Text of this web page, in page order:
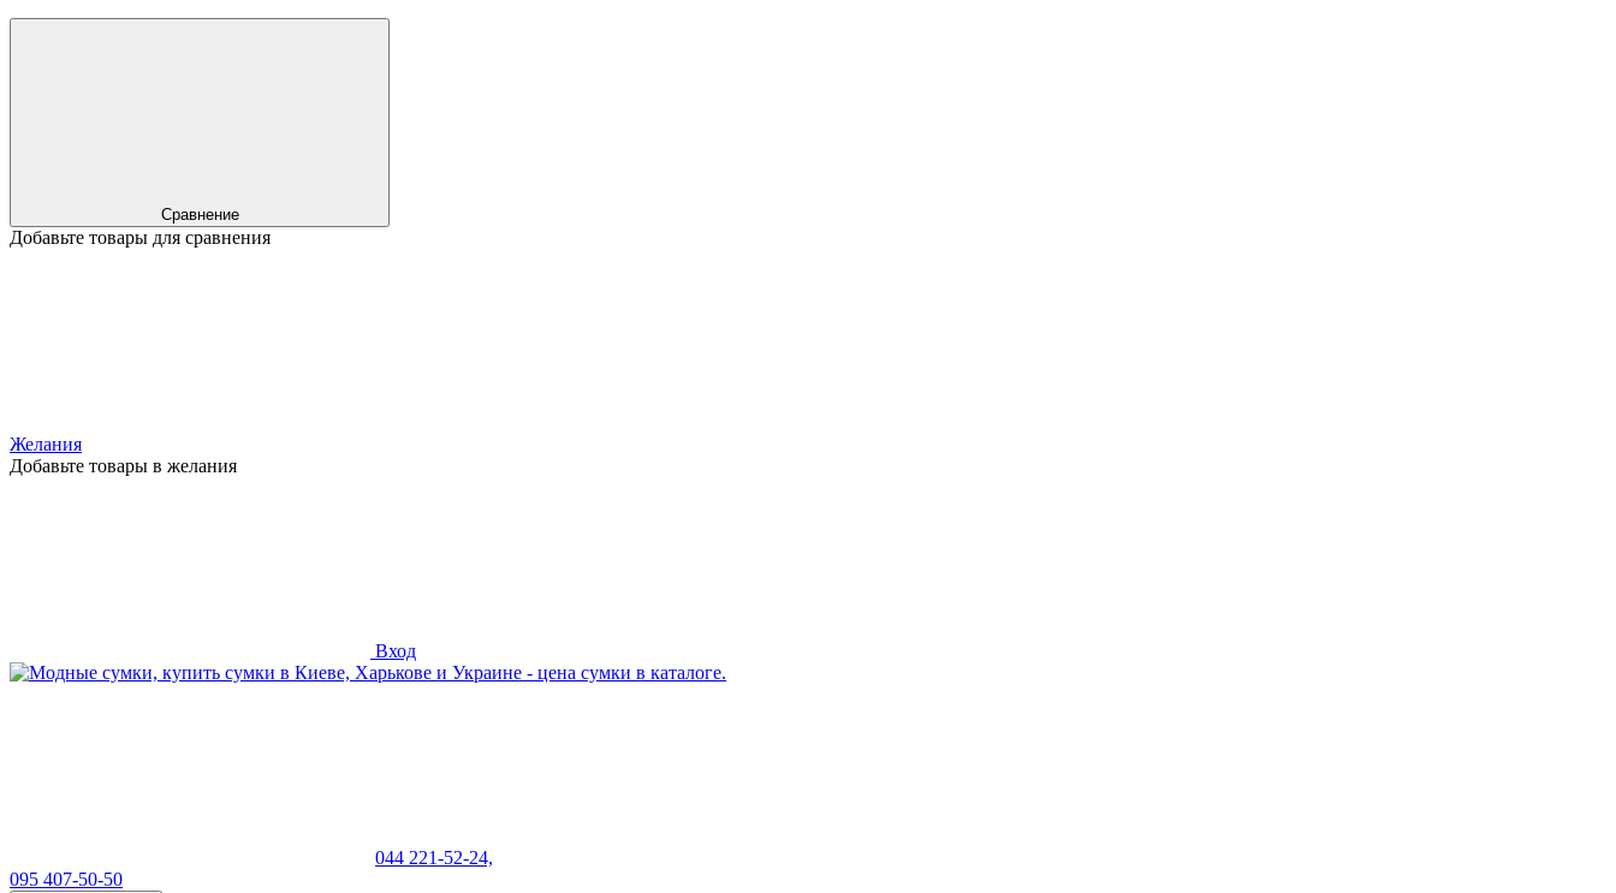
Сравнение
Добавьте товары для сравнения
Желания
Добавьте товары в желания
Вход
044 221-52-24,
095 407-50-50